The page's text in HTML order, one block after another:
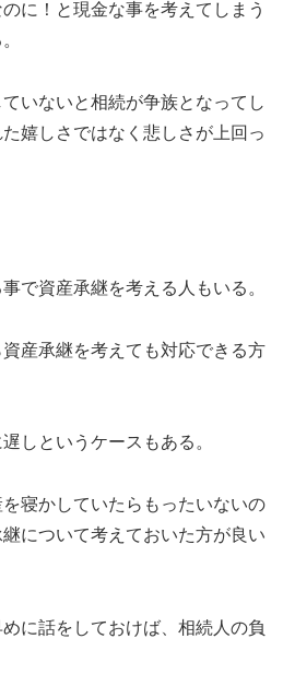
に！と現金な事を考えてしまう
いないと相続が争族となってし
嬉しさではなく悲しさが上回っ
で資産承継を考える人もいる。
産承継を考えても対応できる方
しというケースもある。
寝かしていたらもったいないの
について考えておいた方が良い
に話をしておけば、相続人の負